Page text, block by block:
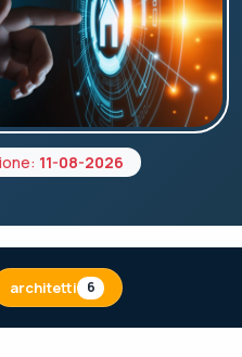
11-08-2026
architetti 6